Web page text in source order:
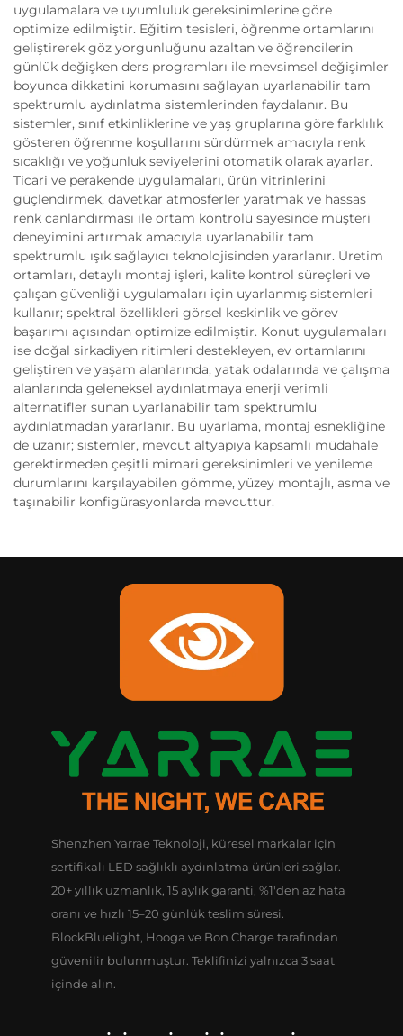
uygulamalara ve uyumluluk gereksinimlerine göre
optimize edilmiştir. Eğitim tesisleri, öğrenme ortamlarını
geliştirerek göz yorgunluğunu azaltan ve öğrencilerin
günlük değişken ders programları ile mevsimsel değişimler
boyunca dikkatini korumasını sağlayan uyarlanabilir tam
spektrumlu aydınlatma sistemlerinden faydalanır. Bu
sistemler, sınıf etkinliklerine ve yaş gruplarına göre farklılık
gösteren öğrenme koşullarını sürdürmek amacıyla renk
sıcaklığı ve yoğunluk seviyelerini otomatik olarak ayarlar.
Ticari ve perakende uygulamaları, ürün vitrinlerini
güçlendirmek, davetkar atmosferler yaratmak ve hassas
renk canlandırması ile ortam kontrolü sayesinde müşteri
deneyimini artırmak amacıyla uyarlanabilir tam
spektrumlu ışık sağlayıcı teknolojisinden yararlanır. Üretim
ortamları, detaylı montaj işleri, kalite kontrol süreçleri ve
çalışan güvenliği uygulamaları için uyarlanmış sistemleri
kullanır; spektral özellikleri görsel keskinlik ve görev
başarımı açısından optimize edilmiştir. Konut uygulamaları
ise doğal sirkadiyen ritimleri destekleyen, ev ortamlarını
geliştiren ve yaşam alanlarında, yatak odalarında ve çalışma
alanlarında geleneksel aydınlatmaya enerji verimli
alternatifler sunan uyarlanabilir tam spektrumlu
aydınlatmadan yararlanır. Bu uyarlama, montaj esnekliğine
de uzanır; sistemler, mevcut altyapıya kapsamlı müdahale
gerektirmeden çeşitli mimari gereksinimleri ve yenileme
durumlarını karşılayabilen gömme, yüzey montajlı, asma ve
taşınabilir konfigürasyonlarda mevcuttur.
Shenzhen Yarrae Teknoloji, küresel markalar için
sertifikalı LED sağlıklı aydınlatma ürünleri sağlar.
20+ yıllık uzmanlık, 15 aylık garanti, %1'den az hata
oranı ve hızlı 15–20 günlük teslim süresi.
BlockBluelight, Hooga ve Bon Charge tarafından
güvenilir bulunmuştur. Teklifinizi yalnızca 3 saat
içinde alın.